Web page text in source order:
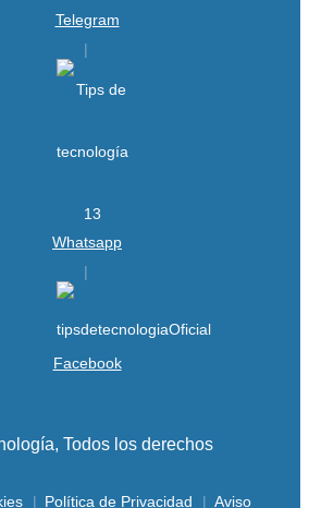
Telegram
Whatsapp
Facebook
Todos los derechos
Política de Privacidad Aviso